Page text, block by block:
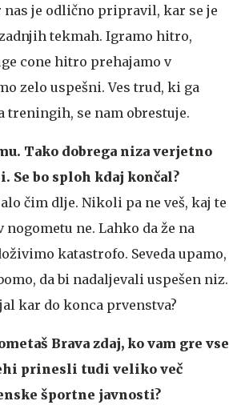
je odlično pripravil, kar se je
tekmah. Igramo hitro,
cone hitro prehajamo v
zelo uspešni. Ves trud, ki ga
treningih, se nam obrestuje.
Tako dobrega niza verjetno
Se bo sploh kdaj končal?
čim dlje. Nikoli pa ne veš, kaj te
ne. Lahko da že na
katastrofo. Seveda upamo,
da bi nadaljevali uspešen niz.
kar do konca prvenstva?
Brava zdaj, ko vam gre vse
prinesli tudi veliko več
športne javnosti?